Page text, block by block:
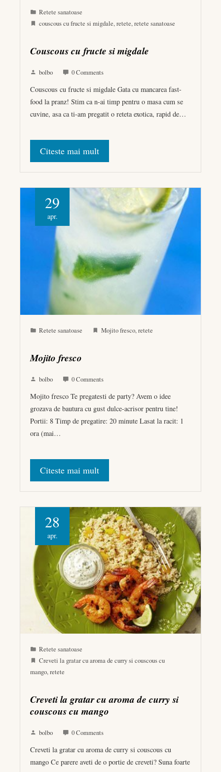
Retete sanatoase
couscous cu fructe si migdale,retete,retete sanatoase
Couscous cu fructe si migdale
bolbo 0 Comments
Couscous cu fructe si migdale Gata cu mancarea fast-
food la pranz! Stim ca n-ai timp pentru o masa cum se
cuvine, asa ca ti-am pregatit o reteta exotica, rapid de…
Citeste mai mult
29
apr.
Retete sanatoase Mojito fresco, retete
Mojito fresco
bolbo 0 Comments
Mojito fresco Te pregatesti de party? Avem o idee
grozava de bautura cu gust dulce-acrisor pentru tine!
Portii: 8 Timp de pregatire: 20 minute Lasat la racit: 1
ora (mai…
Citeste mai mult
28
apr.
Retete sanatoase
Creveti la gratar cu aroma de curry si couscous cu
mango,retete
Creveti la gratar cu aroma de curry si
couscous cu mango
bolbo 0 Comments
Creveti la gratar cu aroma de curry si couscous cu
mango Ce parere aveti de o portie de creveti? Suna foarte